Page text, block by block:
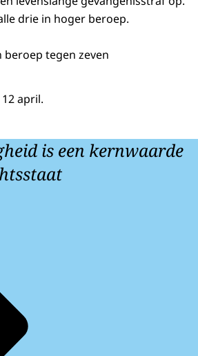
drie in hoger beroep.
tegen zeven
april.
is een kernwaarde